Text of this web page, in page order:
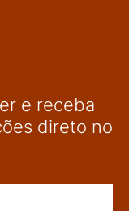
e receba
direto no